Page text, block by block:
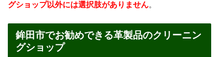
グショップ以外には選択肢がありません。
鉾田市でお勧めできる革製品のクリーニン
グショップ